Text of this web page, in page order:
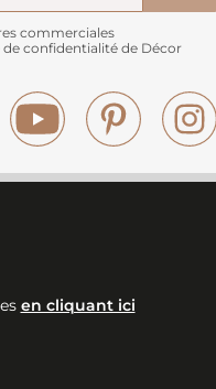
commerciales
confidentialité de Décor
Facebook YouTube Pinterest
en cliquant ici